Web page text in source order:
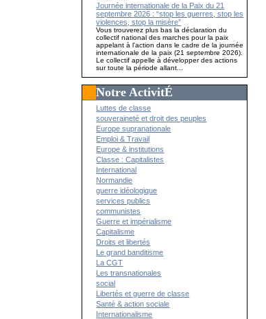
Journée internationale de la Paix du 21
septembre 2026 : “stop les guerres, stop les
violences, stop la misère”
Vous trouverez plus bas la déclaration du
collectif national des marches pour la paix
appelant à l'action dans le cadre de la journée
internationale de la paix (21 septembre 2026).
Le collectif appelle à développer des actions
sur toute la période allant...
Notre ActivitÉ
Luttes de classe
souveraineté et droit des peuples
Europe supranationale
Emploi & Travail
Europe & institutions
Classe : Capitalistes
International
Normandie
guerre idéologique
services publics
communistes
Guerre et impérialisme
Capitalisme
Droits et libertés
Le grand banditisme
La CGT
Les transnationales
social
Libertés et guerre de classe
Santé & action sociale
Internationalisme